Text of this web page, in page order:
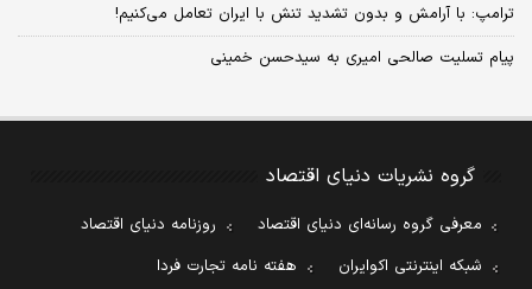
ترامپ: با آرامش و بدون تشدید تنش با ایران تعامل می‌کنیم!
پیام تسلیت صالحی امیری به سیدحسن خمینی
گروه نشریات دنیای اقتصاد
معرفی گروه رسانه‌ای دنیای اقتصاد
روزنامه دنیای اقتصاد
شبکه اینترنتی اکوایران
هفته نامه تجارت فردا